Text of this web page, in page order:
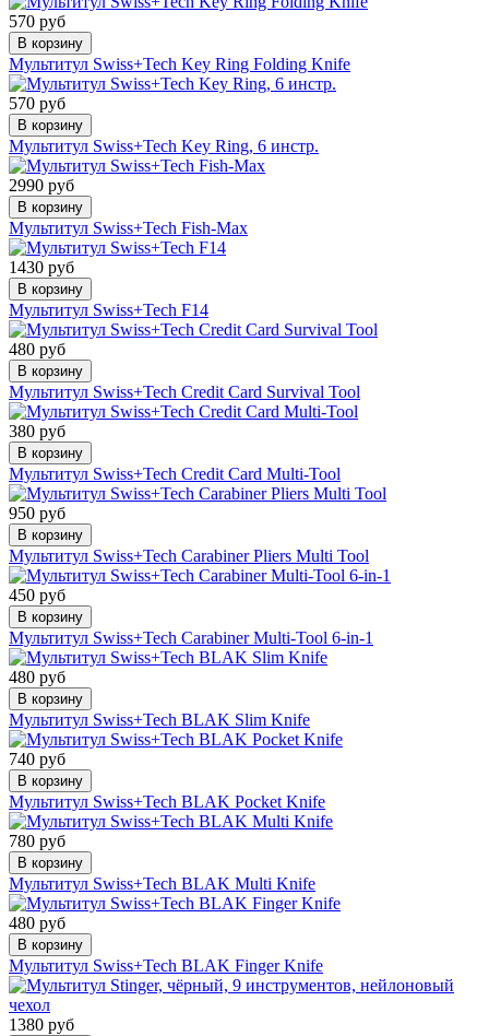
570 руб
В корзину
Мультитул Swiss+Tech Key Ring Folding Knife
570 руб
В корзину
Мультитул Swiss+Tech Key Ring, 6 инстр.
2990 руб
В корзину
Мультитул Swiss+Tech Fish-Max
1430 руб
В корзину
Мультитул Swiss+Tech F14
480 руб
В корзину
Мультитул Swiss+Tech Credit Card Survival Tool
380 руб
В корзину
Мультитул Swiss+Tech Credit Card Multi-Tool
950 руб
В корзину
Мультитул Swiss+Tech Carabiner Pliers Multi Tool
450 руб
В корзину
Мультитул Swiss+Tech Carabiner Multi-Tool 6-in-1
480 руб
В корзину
Мультитул Swiss+Tech BLAK Slim Knife
740 руб
В корзину
Мультитул Swiss+Tech BLAK Pocket Knife
780 руб
В корзину
Мультитул Swiss+Tech BLAK Multi Knife
480 руб
В корзину
Мультитул Swiss+Tech BLAK Finger Knife
1380 руб